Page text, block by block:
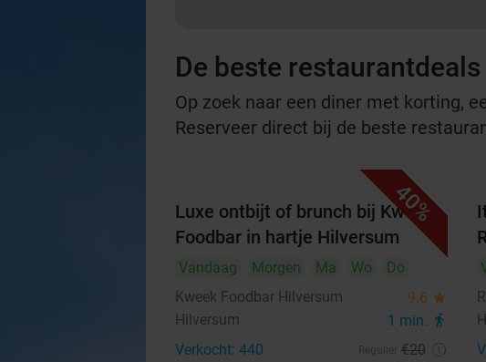
De beste
Op zoek naar een diner met korting,
Reserveer direct bij de beste
40%
Luxe ontbijt of brunch bij Kweek
Foodbar in hartje Hilversum
Vandaag Morgen Ma Wo
Do
Kweek Foodbar Hilversum
9.6 star
Hilversum 1 min. directions_walk
Verkocht: 440 €20